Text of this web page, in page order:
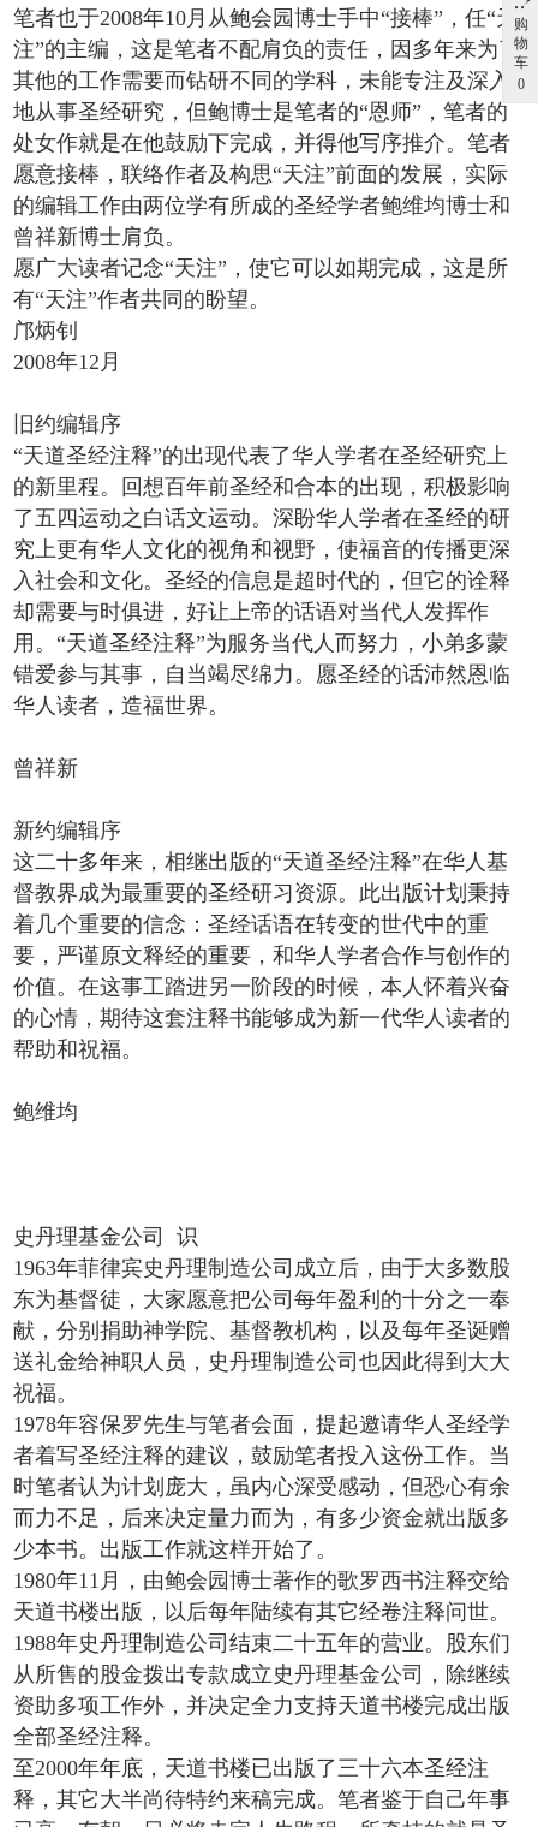
笔者也于2008年10月从鲍会园博士手中“接棒”，任“天
注”的主编，这是笔者不配肩负的责任，因多年来为了
其他的工作需要而钻研不同的学科，未能专注及深入
地从事圣经研究，但鲍博士是笔者的“恩师”，笔者的
处女作就是在他鼓励下完成，并得他写序推介。笔者
愿意接棒，联络作者及构思“天注”前面的发展，实际
的编辑工作由两位学有所成的圣经学者鲍维均博士和
曾祥新博士肩负。
愿广大读者记念“天注”，使它可以如期完成，这是所
有“天注”作者共同的盼望。
邝炳钊
2008年12月
旧约编辑序
“天道圣经注释”的出现代表了华人学者在圣经研究上
的新里程。回想百年前圣经和合本的出现，积极影响
了五四运动之白话文运动。深盼华人学者在圣经的研
究上更有华人文化的视角和视野，使福音的传播更深
入社会和文化。圣经的信息是超时代的，但它的诠释
却需要与时俱进，好让上帝的话语对当代人发挥作
用。“天道圣经注释”为服务当代人而努力，小弟多蒙
错爱参与其事，自当竭尽绵力。愿圣经的话沛然恩临
华人读者，造福世界。
曾祥新
新约编辑序
这二十多年来，相继出版的“天道圣经注释”在华人基
督教界成为最重要的圣经研习资源。此出版计划秉持
着几个重要的信念：圣经话语在转变的世代中的重
要，严谨原文释经的重要，和华人学者合作与创作的
价值。在这事工踏进另一阶段的时候，本人怀着兴奋
的心情，期待这套注释书能够成为新一代华人读者的
帮助和祝福。
鲍维均
史丹理基金公司 识
1963年菲律宾史丹理制造公司成立后，由于大多数股
东为基督徒，大家愿意把公司每年盈利的十分之一奉
献，分别捐助神学院、基督教机构，以及每年圣诞赠
送礼金给神职人员，史丹理制造公司也因此得到大大
祝福。
1978年容保罗先生与笔者会面，提起邀请华人圣经学
者着写圣经注释的建议，鼓励笔者投入这份工作。当
时笔者认为计划庞大，虽内心深受感动，但恐心有余
而力不足，后来决定量力而为，有多少资金就出版多
少本书。出版工作就这样开始了。
1980年11月，由鲍会园博士著作的歌罗西书注释交给
天道书楼出版，以后每年陆续有其它经卷注释问世。
1988年史丹理制造公司结束二十五年的营业。股东们
从所售的股金拨出专款成立史丹理基金公司，除继续
资助多项工作外，并决定全力支持天道书楼完成出版
全部圣经注释。
至2000年年底，天道书楼已出版了三十六本圣经注
释，其它大半尚待特约来稿完成。笔者鉴于自己年事
购
物
车
0